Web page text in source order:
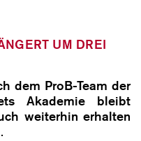
UM DREI
dem ProB-Team der
Akademie bleibt
weiterhin erhalten